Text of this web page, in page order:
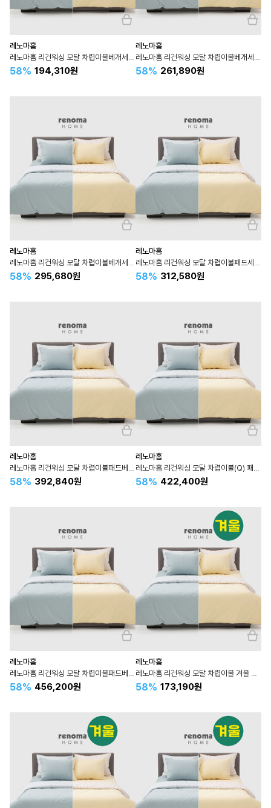
레노마홈
58% 194,310원
레노마홈
58% 261,890원
레노마홈
58% 295,680원
레노마홈
58% 312,580원
레노마홈
58% 392,840원
레노마홈
58% 422,400원
레노마홈
58% 456,200원
레노마홈
58% 173,190원